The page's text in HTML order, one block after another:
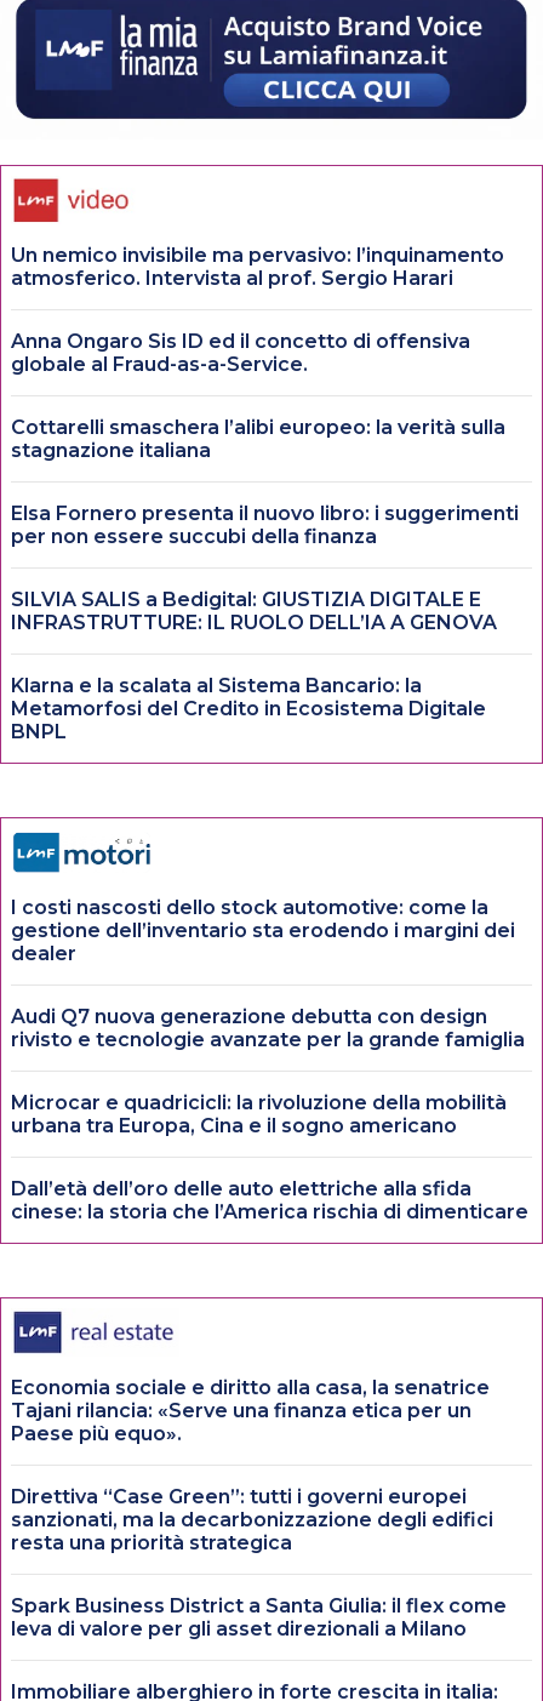
Un nemico invisibile ma pervasivo: l’inquinamento
atmosferico. Intervista al prof. Sergio Harari
Anna Ongaro Sis ID ed il concetto di offensiva
globale al Fraud-as-a-Service.
Cottarelli smaschera l’alibi europeo: la verità sulla
stagnazione italiana
Elsa Fornero presenta il nuovo libro: i suggerimenti
per non essere succubi della finanza
SILVIA SALIS a Bedigital: GIUSTIZIA DIGITALE E
INFRASTRUTTURE: IL RUOLO DELL’IA A GENOVA
Klarna e la scalata al Sistema Bancario: la
Metamorfosi del Credito in Ecosistema Digitale
BNPL
I costi nascosti dello stock automotive: come la
gestione dell’inventario sta erodendo i margini dei
dealer
Audi Q7 nuova generazione debutta con design
rivisto e tecnologie avanzate per la grande famiglia
Microcar e quadricicli: la rivoluzione della mobilità
urbana tra Europa, Cina e il sogno americano
Dall’età dell’oro delle auto elettriche alla sfida
cinese: la storia che l’America rischia di dimenticare
Economia sociale e diritto alla casa, la senatrice
Tajani rilancia: «Serve una finanza etica per un
Paese più equo».
Direttiva “Case Green”: tutti i governi europei
sanzionati, ma la decarbonizzazione degli edifici
resta una priorità strategica
Spark Business District a Santa Giulia: il flex come
leva di valore per gli asset direzionali a Milano
Immobiliare alberghiero in forte crescita in italia: